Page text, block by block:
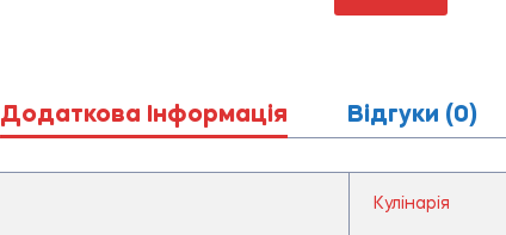
Додаткова Інформація Відгуки (0)
Кулінарія